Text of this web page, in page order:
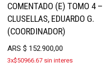
COMENTADO (E) TOMO 4 –
CLUSELLAS, EDUARDO G.
(COORDINADOR)
ARS $ 152.900,00
3x$50966.67 sin interes